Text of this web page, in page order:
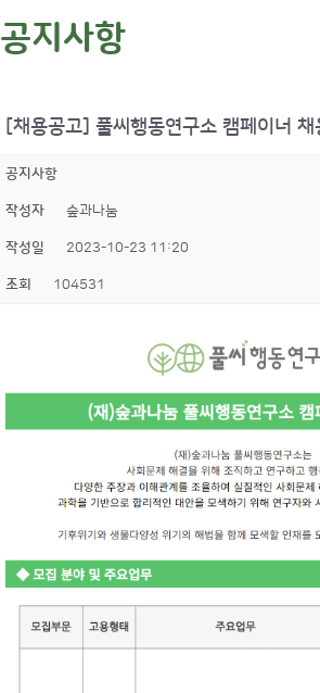
공지사항
[채용공고] 풀씨행동연구소 캠페이너
공지사항
작성자 숲과나눔
작성일 2023-10-23 11:20
조회 104531